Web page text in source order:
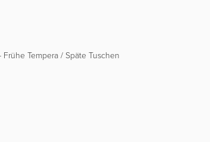
Tempera / Späte Tuschen